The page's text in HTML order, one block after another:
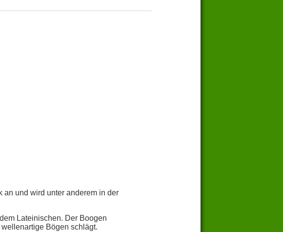
an und wird unter anderem in der
Lateinischen. Der Boogen
Bögen schlägt.